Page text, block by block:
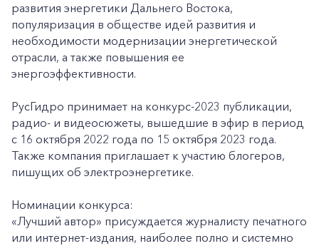
развития энергетики Дальнего Востока,
популяризация в обществе идей развития и
необходимости модернизации энергетической
отрасли, а также повышения ее
энергоэффективности.
РусГидро принимает на конкурс-2023 публикации,
радио- и видеосюжеты, вышедшие в эфир в период
с 16 октября 2022 года по 15 октября 2023 года.
Также компания приглашает к участию блогеров,
пишущих об электроэнергетике.
Номинации конкурса:
«Лучший автор» присуждается журналисту печатного
или интернет-издания, наиболее полно и системно